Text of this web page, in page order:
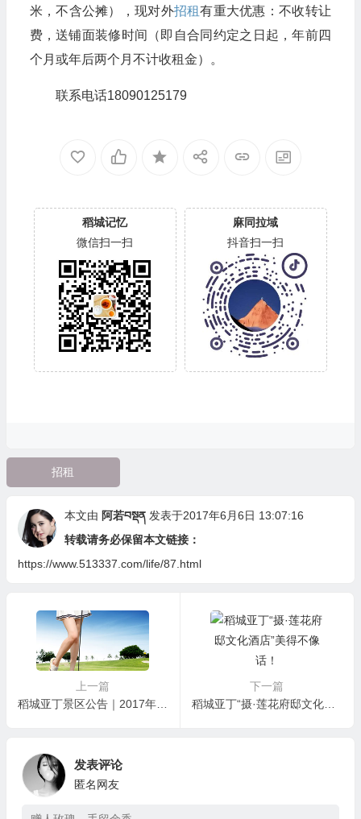
米，不含公摊），现对外招租有重大优惠：不收转让
费，送铺面装修时间（即自合同约定之日起，年前四
个月或年后两个月不计收租金）。
联系电话18090125179
稻城记忆
微信扫一扫
麻同拉域
抖音扫一扫
招租
本文由 阿若བསྡན 发表于2017年6月6日 13:07:16
转载请务必保留本文链接：
https://www.513337.com/life/87.html
上一篇
稻城亚丁景区公告｜2017年旅行社的门票奖励活动补充说明及奖励公告
下一篇
稻城亚丁“摄·莲花府邸文化酒店”美得不像话！
发表评论
匿名网友